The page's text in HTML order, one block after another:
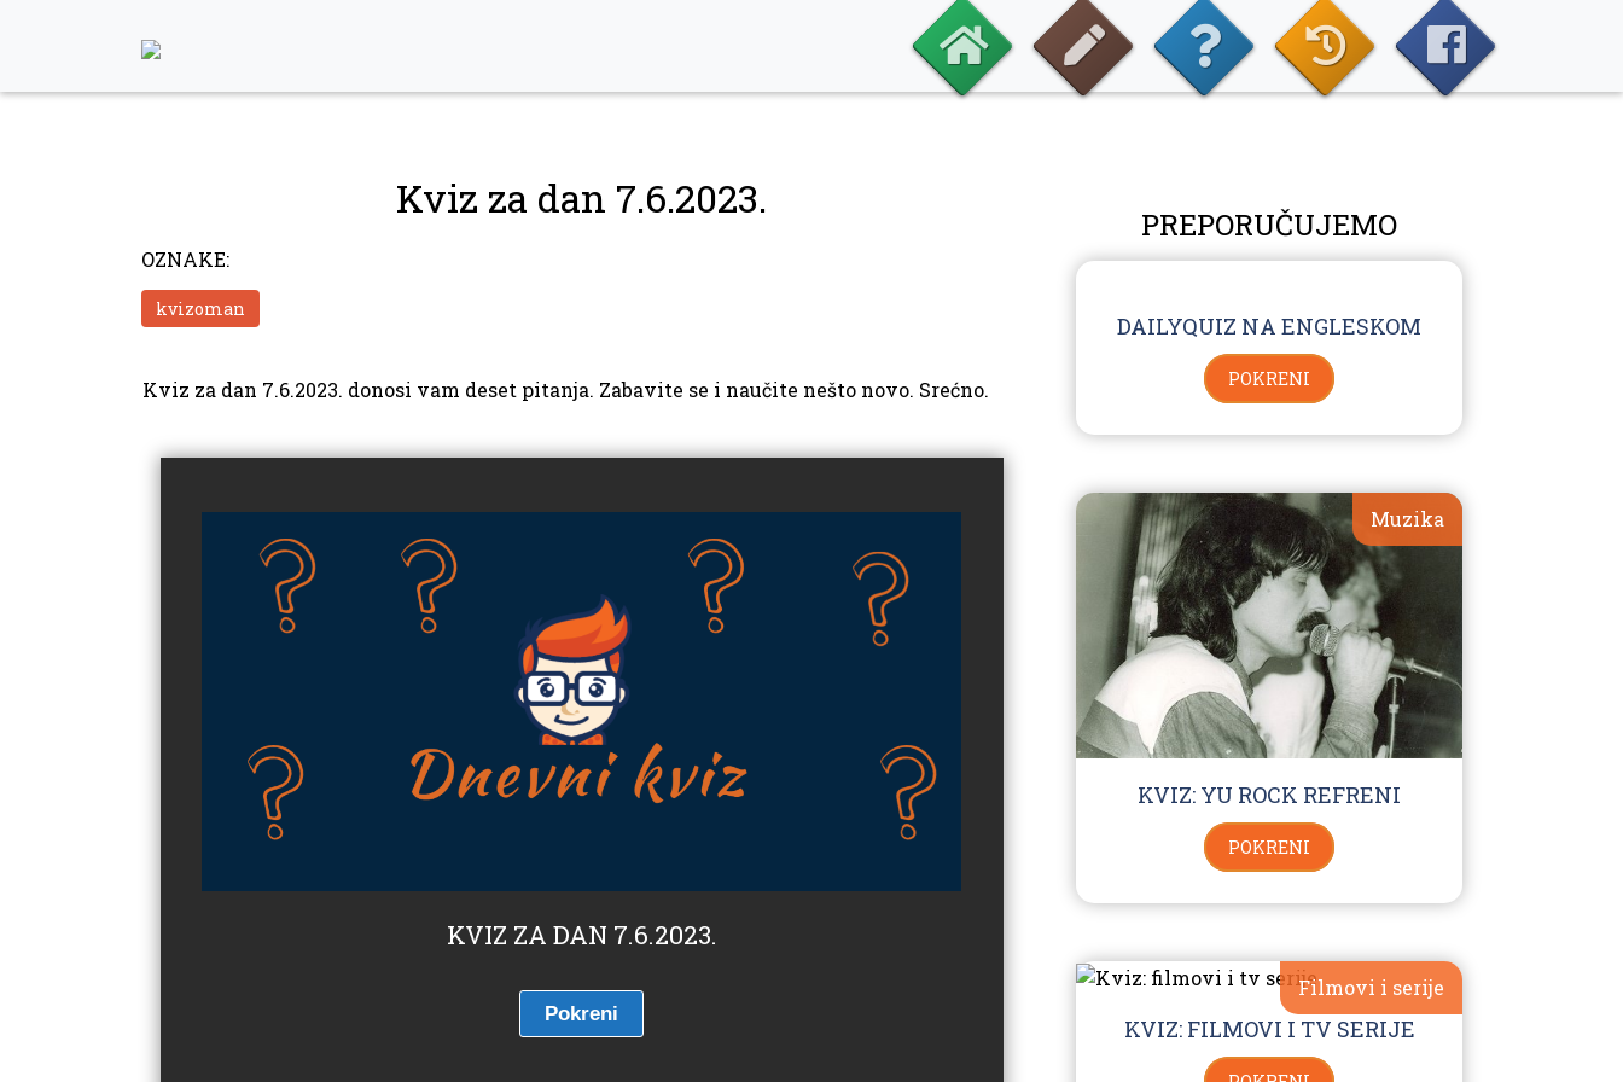
Kviz za dan 7.6.2023.
OZNAKE:
kvizoman
Kviz za dan 7.6.2023. donosi vam deset pitanja. Zabavite se i naučite nešto novo. Srećno.
KVIZ ZA DAN 7.6.2023.
PREPORUČUJEMO
DAILYQUIZ NA ENGLESKOM
POKRENI
Muzika
KVIZ: YU ROCK REFRENI
POKRENI
Filmovi i serije
KVIZ: FILMOVI I TV SERIJE